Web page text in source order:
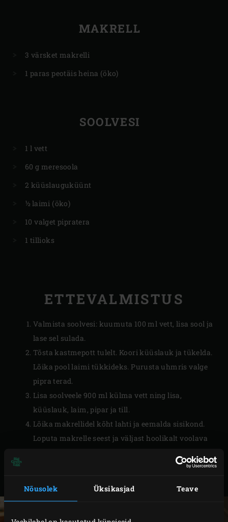
Nõusolek Üksikasjad Teave
MAKRELL
3 värsket makrelli
1 paras peotäis heina (öko)
SOOLVESI
1 l vett
60 g meresoola
2 küüslauguküünt
½ laimi (öko)
10 valget pipratera
1 tillioks
ETTEVALMISTUS
Valmista soolvesi: kuumuta 100 ml vett, lisa sool ja
lase sel sulada.
Tõsta kastmepott tulelt. Koori küüslauk ja tükelda.
Lõika pool laimi tükkideks. Purusta uhmris valge
pipra terad.
Lisa soolveele 900 ml külma vett ning lisa,
küüslauk, laim, pipar ja till.
Lõika makrellidel kõht lahti ja eemalda sisikond.
Loputa makrelle seest ja väljast hoolikalt voolava
ja lase tund aega külmkapis